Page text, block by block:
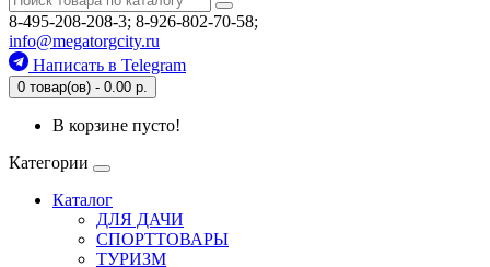
8-495-208-208-3; 8-926-802-70-58;
info@megatorgcity.ru
Написать в Telegram
0 товар(ов) - 0.00 р.
В корзине пусто!
Категории
Каталог
ДЛЯ ДАЧИ
СПОРТТОВАРЫ
ТУРИЗМ